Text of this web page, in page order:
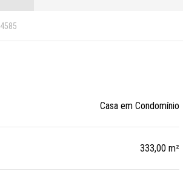
4585
Casa em Condomínio
333,00 m²